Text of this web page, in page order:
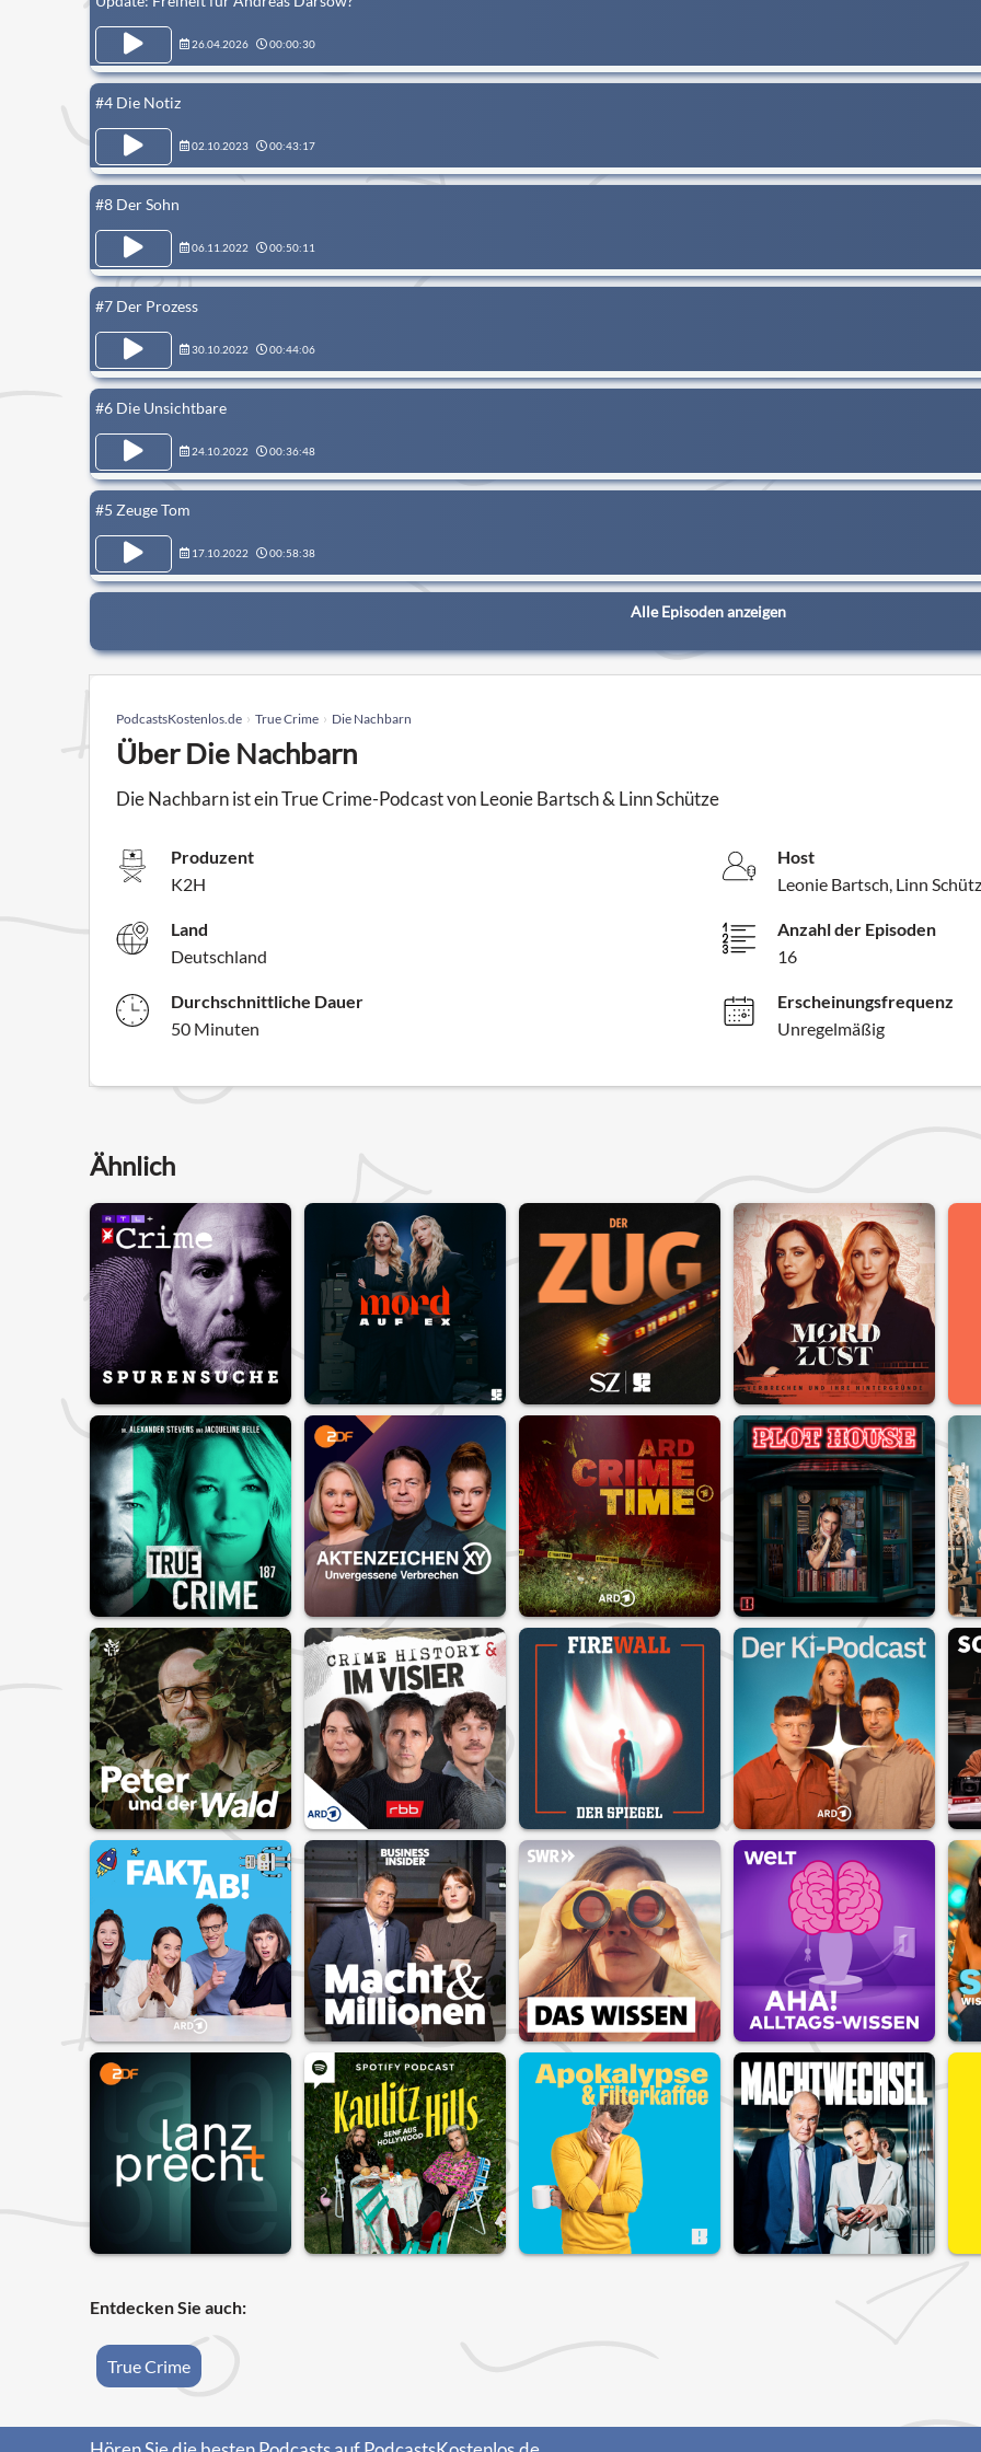
26.04.2026 00:00:30
#4 Die Notiz
02.10.2023 00:43:17
#8 Der Sohn
06.11.2022 00:50:11
#7 Der Prozess
30.10.2022 00:44:06
#6 Die Unsichtbare
24.10.2022 00:36:48
#5 Zeuge Tom
17.10.2022 00:58:38
Alle Episoden anzeigen
PodcastsKostenlos.de True Crime Die Nachbarn
Über Die Nachbarn
Die Nachbarn ist ein True Crime-Podcast von Leonie Bartsch & Linn Schütze
Produzent
K2H
Host
Leonie Bartsch, Linn
Land
Deutschland
Anzahl der Episoden
16
Durchschnittliche Dauer
50 Minuten
Erscheinungsfrequenz
Unregelmäßig
Ähnlich
Entdecken Sie auch:
True Crime